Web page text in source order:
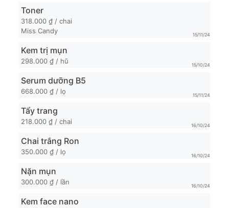
Toner
318.000 ₫ / chai
Miss Candy
15/11/24
Kem trị mụn
298.000 ₫ / hũ 15/10/24
Serum dưỡng B5
668.000 ₫ / lọ 15/11/24
Tẩy trang
218.000 ₫ / chai 16/10/24
Chai trắng Ron
350.000 ₫ / lọ 16/10/24
Nặn mụn
300.000 ₫ / lần 16/10/24
Kem face nano